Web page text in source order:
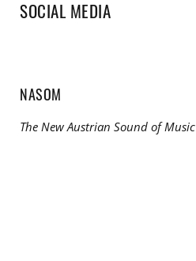
SOCIAL MEDIA
NASOM
The New Austrian Sound of Music